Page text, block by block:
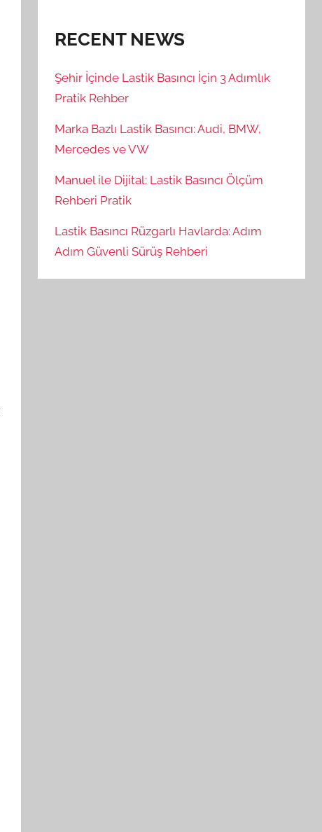
RECENT NEWS
Şehir İçinde Lastik Basıncı İçin 3 Adımlık
Pratik Rehber
Marka Bazlı Lastik Basıncı: Audi, BMW,
Mercedes ve VW
Manuel ile Dijital: Lastik Basıncı Ölçüm
Rehberi Pratik
Lastik Basıncı Rüzgarlı Havlarda: Adım
Adım Güvenli Sürüş Rehberi